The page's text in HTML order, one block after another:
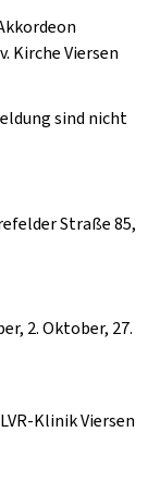
Kirche Viersen
sind nicht
Straße 85,
2. Oktober, 27.
Klinik Viersen